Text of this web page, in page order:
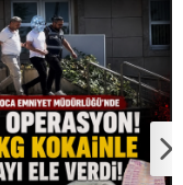
KOYU
Bulmakta Zorlandı